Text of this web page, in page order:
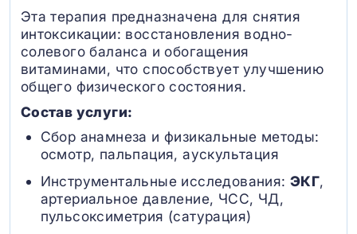
Эта терапия предназначена для снятия
интоксикации: восстановления водно-
солевого баланса и обогащения
витаминами, что способствует улучшению
общего физического состояния.
Состав услуги:
Сбор анамнеза и физикальные методы:
осмотр, пальпация, аускультация
Инструментальные исследования: ЭКГ,
артериальное давление, ЧСС, ЧД,
пульсоксиметрия (сатурация)